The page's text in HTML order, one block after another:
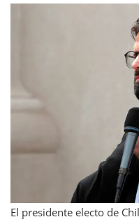
El presidente electo de